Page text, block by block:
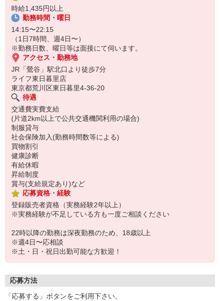
時給1,435円以上
勤務時間・曜日
14:15〜22:15
（1日7時間、週4日〜）
※勤務日数、曜日等は面接にて伺います。
アクセス・勤務地
JR「鶯谷」駅北口より徒歩7分
ライフ東日暮里店
東京都荒川区東日暮里4-36-20
待遇
交通費実費支給
(片道2km以上で公共交通機関利用の場合)
制服貸与
社会保険加入(勤務時間数等による)
買物割引
健康診断
有給休暇
昇給制度
賞与(支給規定あり)など
応募資格・経験
登録販売者資格（実務経験2年以上）
※実務経験が不足している方も一度ご相談ください
22時以降の勤務は深夜勤務のため、18歳以上
※週4日〜応相談
※土・日・祝日出勤可能な方歓迎！
応募方法
「応募する」ボタンをご利用下さい。